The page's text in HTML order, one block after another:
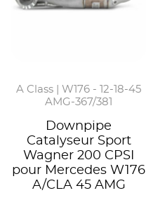
A Class | W176 - 12-18-45
AMG-367/381
Downpipe
Catalyseur Sport
Wagner 200 CPSI
pour Mercedes W176
A/CLA 45 AMG